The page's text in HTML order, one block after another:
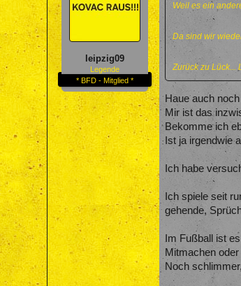
leipzig09
Legende
* BFD - Mitglied *
Weil es ein
Da sind wir
Zurück zu Lück...
Haue auch
Mir ist das
Bekomme ich
Ist ja irgendwie
Ich habe
Ich spiele seit
gehende,
Im Fußball ist
Mitmachen
Noch